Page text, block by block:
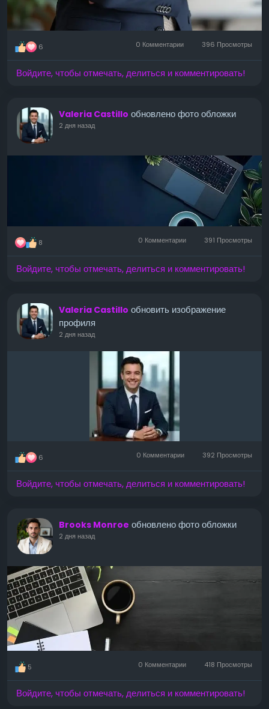
6 0 Комментарии 396 Просмотры
Войдите, чтобы отмечать, делиться и комментировать!
Valeria Castillo обновлено фото обложки
2 дня назад
8 0 Комментарии 391 Просмотры
Войдите, чтобы отмечать, делиться и комментировать!
Valeria Castillo обновить изображение
профиля
2 дня назад
6 0 Комментарии 392 Просмотры
Войдите, чтобы отмечать, делиться и комментировать!
Brooks Monroe обновлено фото обложки
2 дня назад
5 0 Комментарии 418 Просмотры
Войдите, чтобы отмечать, делиться и комментировать!